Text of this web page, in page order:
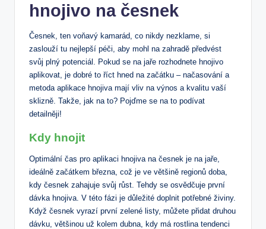
hnojivo na česnek
Česnek, ten voňavý kamarád, co nikdy nezklame, si
zaslouží tu nejlepší péči, aby mohl na zahradě předvést
svůj plný potenciál. Pokud se na jaře rozhodnete hnojivo
aplikovat, je dobré to říct hned na začátku – načasování a
metoda aplikace hnojiva mají vliv na výnos a kvalitu vaší
sklizně. Takže, jak na to? Pojďme se na to podívat
detailněji!
Kdy hnojit
Optimální čas pro aplikaci hnojiva na česnek je na jaře,
ideálně začátkem března, což je ve většině regionů doba,
kdy česnek zahajuje svůj růst. Tehdy se osvědčuje první
dávka hnojiva. V této fázi je důležité doplnit potřebné živiny.
Když česnek vyrazí první zelené listy, můžete přidat druhou
dávku, většinou už kolem dubna, kdy má rostlina tendenci